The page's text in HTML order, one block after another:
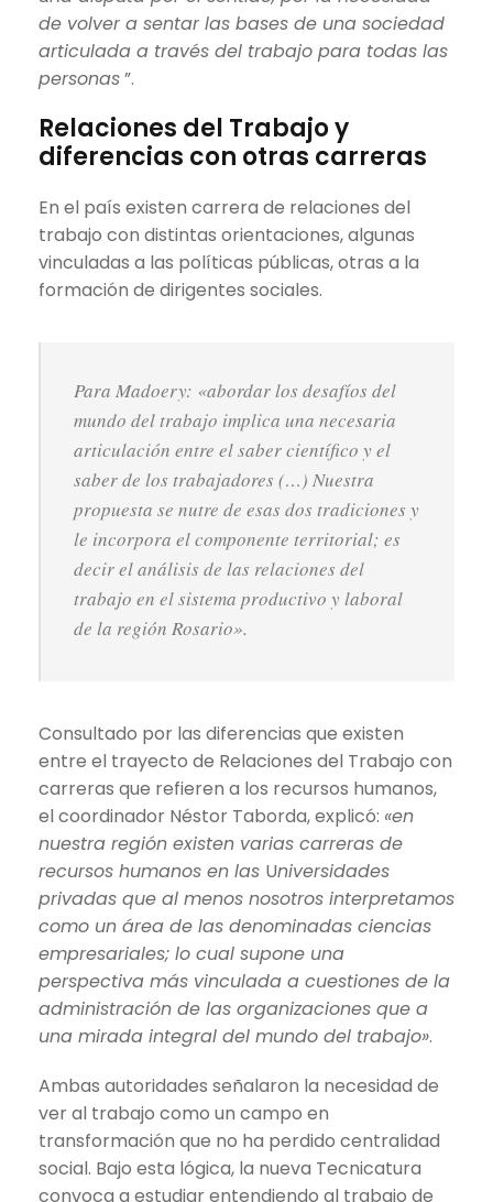
de volver a sentar las bases de una sociedad
articulada a través del trabajo para todas las
personas”.
Relaciones del Trabajo y
diferencias con otras carreras
En el país existen carrera de relaciones del
trabajo con distintas orientaciones, algunas
vinculadas a las políticas públicas, otras a la
formación de dirigentes sociales.
Para Madoery: «abordar los desafíos del
mundo del trabajo implica una necesaria
articulación entre el saber científico y el
saber de los trabajadores (…) Nuestra
propuesta se nutre de esas dos tradiciones y
le incorpora el componente territorial; es
decir el análisis de las relaciones del
trabajo en el sistema productivo y laboral
de la región Rosario».
Consultado por las diferencias que existen
entre el trayecto de Relaciones del Trabajo con
carreras que refieren a los recursos humanos,
el coordinador Néstor Taborda, explicó: «en
nuestra región existen varias carreras de
recursos humanos en las Universidades
privadas que al menos nosotros interpretamos
como un área de las denominadas ciencias
empresariales; lo cual supone una
perspectiva más vinculada a cuestiones de la
administración de las organizaciones que a
una mirada integral del mundo del trabajo».
Ambas autoridades señalaron la necesidad de
ver al trabajo como un campo en
transformación que no ha perdido centralidad
social. Bajo esta lógica, la nueva Tecnicatura
convoca a estudiar entendiendo al trabajo de